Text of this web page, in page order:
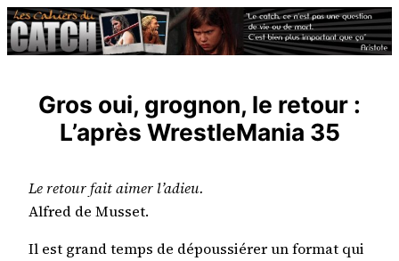
Aller
au
Gros oui, grognon, le retour :
L’après WrestleMania 35
Le retour fait aimer l’adieu.
Alfred de Musset.
Il est grand temps de dépoussiérer un format qui